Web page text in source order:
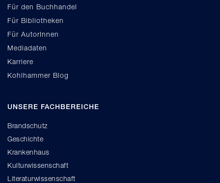
Für den Buchhandel
Für Bibliotheken
Für AutorInnen
Mediadaten
Karriere
Kohlhammer Blog
UNSERE FACHBEREICHE
Brandschutz
Geschichte
Krankenhaus
Kulturwissenschaft
Literaturwissenschaft